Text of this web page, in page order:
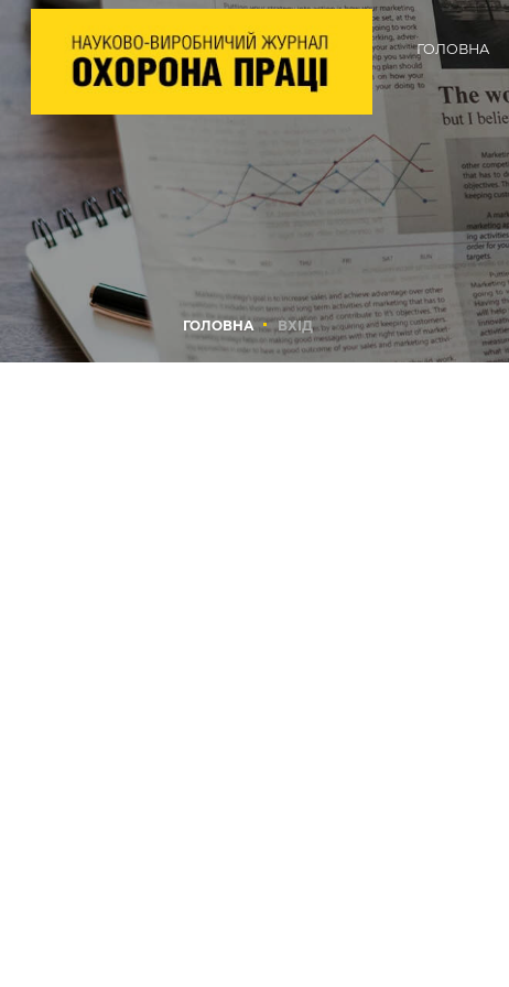
ГОЛОВНА
ГОЛОВНА ВХІД